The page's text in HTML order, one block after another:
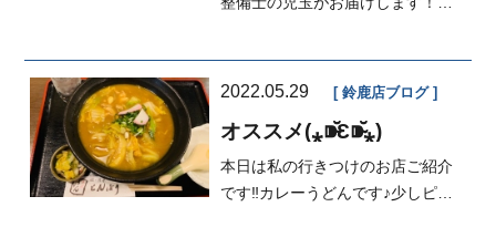
2022.05.29 鈴鹿店ブログ
オススメ(⁎⁍̴̆Ɛ⁍̴̆⁎)
本日は私の行きつけのお店ご紹介
です‼️カレーうどんです♪少しピリ